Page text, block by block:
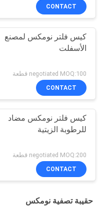
CONTACT
كيس فلتر نومكس لمصنع
الأسفلت
negotiated MOQ:100 قطعة
CONTACT
كيس فلتر نومكس مضاد
للرطوبة الزيتية
negotiated MOQ:200 قطعة
CONTACT
حقيبة تصفية نومكس